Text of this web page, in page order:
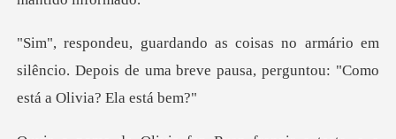
rio em
silêncio. Depois de uma breve pausa, p